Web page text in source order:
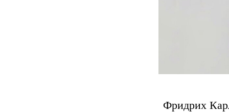
Фридрих